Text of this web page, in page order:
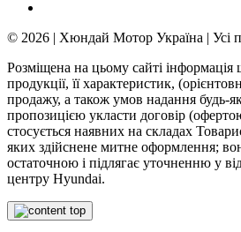
© 2026 | Хюндай Мотор Україна | Усі
Розміщена на цьому сайті інформація
продукції, її характеристик,
продажу, а також умов надання будь-
пропозицією укласти договір
стосується наявних на складах
яких здійснене митне оформлення;
остаточною і підлягає уточненню у
центру Hyundai.